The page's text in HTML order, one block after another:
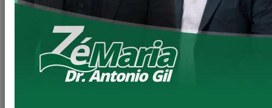
Secretaria de Indústria, Comércio - SEIC
Secretaria de Meio Ambiente – SEMA
Secretaria de Planejamento – SEPL